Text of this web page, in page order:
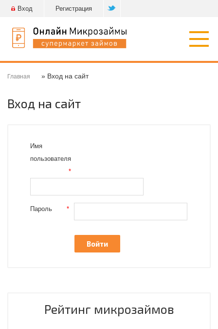
Вход Регистрация
Главная » Вход на сайт
Вход на сайт
Имя
пользователя
*
Пароль *
Рейтинг микрозаймов